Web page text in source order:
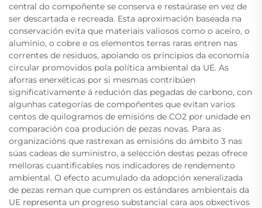
central do compoñente se conserva e restaúrase en vez de
ser descartada e recreada. Esta aproximación baseada na
conservación evita que materiais valiosos como o aceiro, o
aluminio, o cobre e os elementos terras raras entren nas
correntes de residuos, apoiando os principios da economía
circular promovidos pola política ambiental da UE. As
aforras enerxéticas por si mesmas contribúen
significativamente á redución das pegadas de carbono, con
algunhas categorías de compoñentes que evitan varios
centos de quilogramos de emisións de CO2 por unidade en
comparación coa produción de pezas novas. Para as
organizacións que rastrexan as emisións do ámbito 3 nas
súas cadeas de suministro, a selección destas pezas ofrece
melloras cuantificables nos indicadores de rendemento
ambiental. O efecto acumulado da adopción xeneralizada
de pezas reman que cumpren os estándares ambientais da
UE representa un progreso substancial cara aos obxectivos